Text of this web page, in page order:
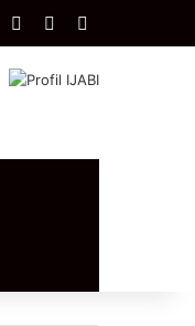
Instagram
Log InArtikel Acak